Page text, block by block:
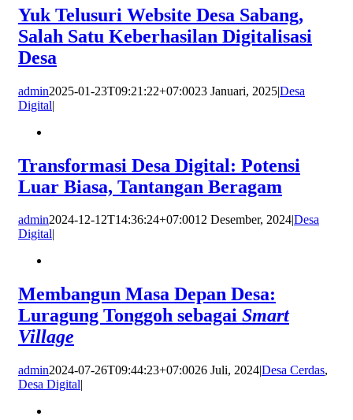
Yuk Telusuri Website Desa Sabang,
Salah Satu Keberhasilan Digitalisasi
Desa
admin2025-01-23T09:21:22+07:0023 Januari, 2025|Desa
Digital|
Transformasi Desa Digital: Potensi
Luar Biasa, Tantangan Beragam
admin2024-12-12T14:36:24+07:0012 Desember, 2024|Desa
Digital|
Membangun Masa Depan Desa:
Luragung Tonggoh sebagai Smart
Village
admin2024-07-26T09:44:23+07:0026 Juli, 2024|Desa Cerdas,
Desa Digital|